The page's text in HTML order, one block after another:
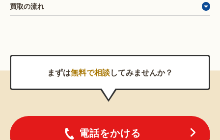
買取の流れ
まずは無料で相談してみませんか？
電話をかける